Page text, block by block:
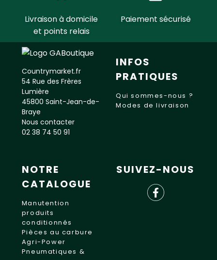
Livraison à domicile
et points relais
Paiement sécurisé
Countrymarket.fr
54 Rue des Frères
Lumière
45800 Saint-Jean-de-
Braye
Nous contacter
02 38 74 50 91
INFOS
PRATIQUES
Qui sommes-nous ?
Modes de livraison
NOTRE
CATALOGUE
Manutention
produits
conditionnés
Pièces au carbure
Agri-Power
Pneumatiques &
SUIVEZ-NOUS